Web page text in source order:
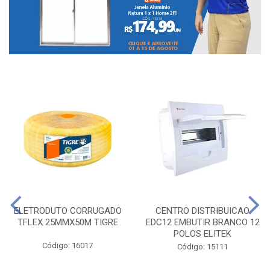
ELETRODUTO CORRUGADO
TFLEX 25MMX50M TIGRE
Código: 16017
CENTRO DISTRIBUICAO
EDC12 EMBUTIR BRANCO 12
POLOS ELITEK
Código: 15111